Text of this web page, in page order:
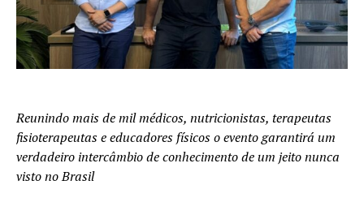
Reunindo mais de mil médicos, nutricionistas, terapeutas
fisioterapeutas e educadores físicos o evento garantirá um
verdadeiro intercâmbio de conhecimento de um jeito nunca
visto no Brasil